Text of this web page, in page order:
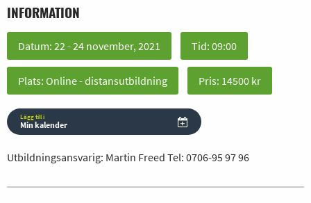
INFORMATION
Datum: 22 - 24 november, 2021 Tid: 09:00
Plats: Online - distansutbildning Pris: 14500 kr
Lägg till i
Min kalender
Utbildningsansvarig: Martin Freed Tel: 0706-95 97 96